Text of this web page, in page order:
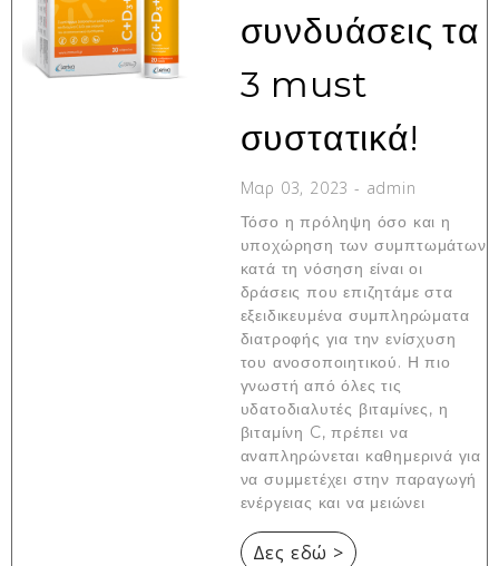
συνδυάσεις τα
3 must
συστατικά!
Μαρ 03, 2023 - admin
Τόσο η πρόληψη όσο και η
υποχώρηση των συμπτωμάτων
κατά τη νόσηση είναι οι
δράσεις που επιζητάμε στα
εξειδικευμένα συμπληρώματα
διατροφής για την ενίσχυση
του ανοσοποιητικού. Η πιο
γνωστή από όλες τις
υδατοδιαλυτές βιταμίνες, η
βιταμίνη C, πρέπει να
αναπληρώνεται καθημερινά για
να συμμετέχει στην παραγωγή
ενέργειας και να μειώνει
Δες εδώ >